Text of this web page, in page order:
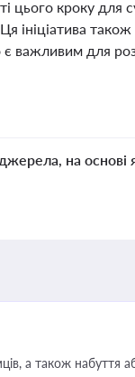
цього кроку для
ініціатива
є важливим для
на основі
а також набуття